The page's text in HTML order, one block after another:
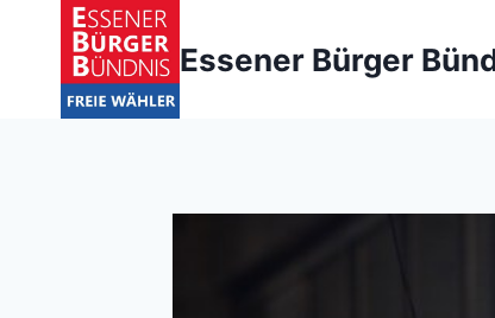
springen
Essener Bürger